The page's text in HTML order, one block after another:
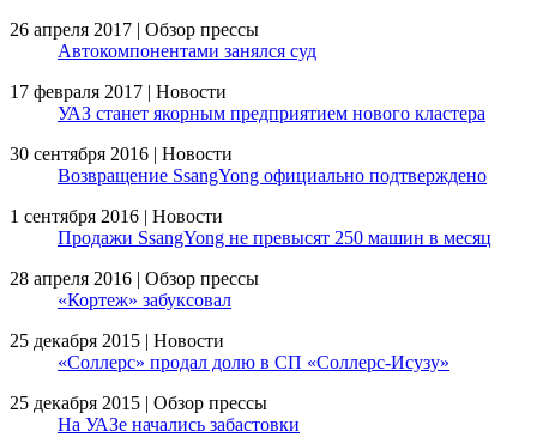
26 апреля 2017 | Обзор прессы
Автокомпонентами занялся суд
17 февраля 2017 | Новости
УАЗ станет якорным предприятием нового кластера
30 сентября 2016 | Новости
Возвращение SsangYong официально подтверждено
1 сентября 2016 | Новости
Продажи SsangYong не превысят 250 машин в месяц
28 апреля 2016 | Обзор прессы
«Кортеж» забуксовал
25 декабря 2015 | Новости
«Соллерс» продал долю в СП «Соллерс-Исузу»
25 декабря 2015 | Обзор прессы
На УАЗе начались забастовки